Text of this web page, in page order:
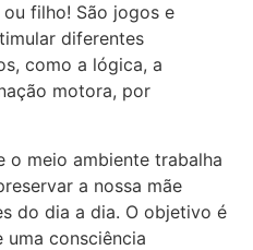
filho! São jogos e
diferentes
como a lógica, a
motora, por
o meio ambiente trabalha
a nossa mãe
do dia a dia. O objetivo é
consciência